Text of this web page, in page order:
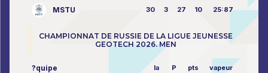
MSTU 30 3 27 10 25:87
CHAMPIONNAT DE RUSSIE DE LA LIGUE JEUNESSE
GEOTECH 2026. MEN
?quipe la P pts vapeur